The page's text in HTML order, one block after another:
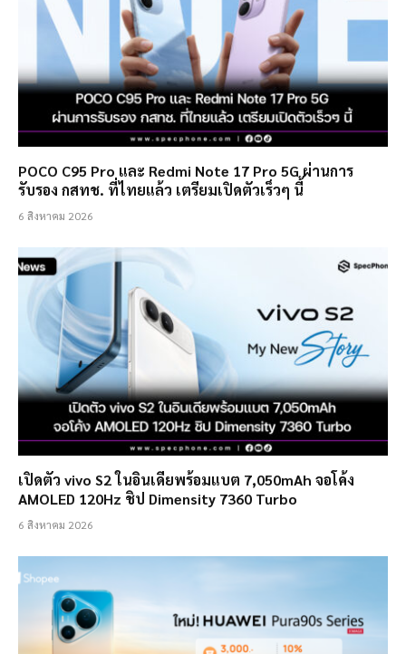
POCO C95 Pro และ Redmi Note 17 Pro 5G ผ่านการ
รับรอง กสทช. ที่ไทยแล้ว เตรียมเปิดตัวเร็วๆ นี้
6 สิงหาคม 2026
เปิดตัว vivo S2 ในอินเดียพร้อมแบต 7,050mAh จอโค้ง
AMOLED 120Hz ชิป Dimensity 7360 Turbo
6 สิงหาคม 2026